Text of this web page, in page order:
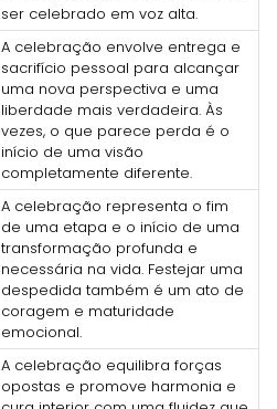
ser celebrado em voz alta.
A celebração envolve entrega e
sacrifício pessoal para alcançar
uma nova perspectiva e uma
liberdade mais verdadeira. Às
vezes, o que parece perda é o
início de uma visão
completamente diferente.
A celebração representa o fim
de uma etapa e o início de uma
transformação profunda e
necessária na vida. Festejar uma
despedida também é um ato de
coragem e maturidade
emocional.
A celebração equilibra forças
opostas e promove harmonia e